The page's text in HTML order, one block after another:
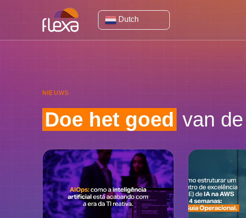
Dutch
NIEUWS
Doe het goed van